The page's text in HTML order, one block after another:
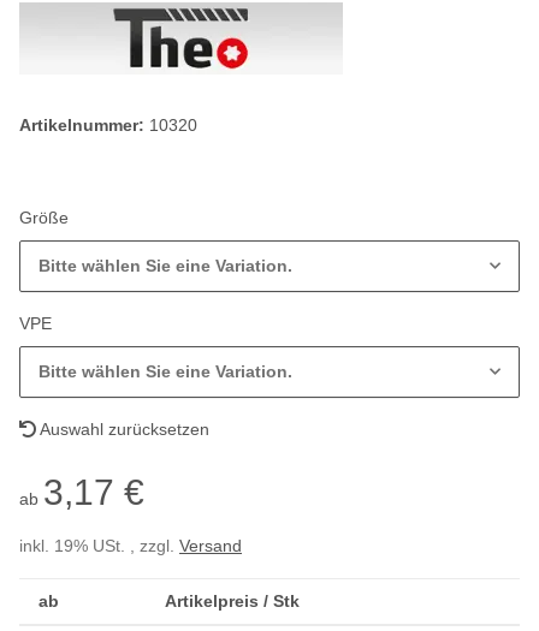
Artikelnummer: 10320
Größe
Bitte wählen Sie eine Variation.
VPE
Bitte wählen Sie eine Variation.
Auswahl zurücksetzen
ab 3,17 €
inkl. 19% USt. , zzgl. Versand
ab Artikelpreis / Stk